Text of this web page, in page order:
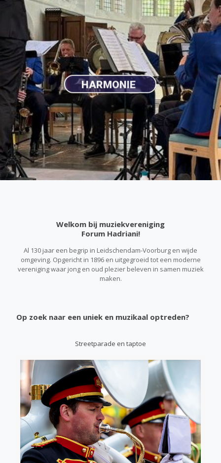
EASTEND SIXTEEN
Welkom bij muziekvereniging
Forum Hadriani!
Al 130 jaar een begrip in Leidschendam-Voorburg en wijde
omgeving. Opgericht in 1896 en uitgegroeid tot een moderne
vereniging waar jong en oud plezier beleven in samen muziek
maken.
Op zoek naar een uniek en muzikaal optreden?
Streetparade en taptoe